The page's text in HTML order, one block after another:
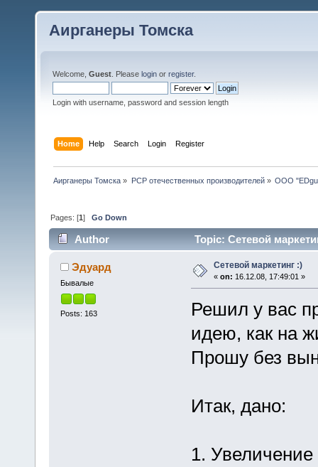
Аирганеры Томска
Welcome, Guest . Please login or register.
Login with username, password and session length
Home Help Search Login Register
Аирганеры Томска » PCP отечественных производителей» ООО
Pages: [1]Go Down
Author Topic: Сетевой
Эдуард
Бывалые
Posts: 163
Сетевой маркетинг :)
« on: 16.12.08, 17:49:01 »
Решил у вас
идею, как на
Прошу без
Итак, дано:
1.